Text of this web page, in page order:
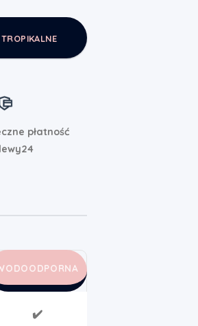
TROPIKALNE
płatność
✔️